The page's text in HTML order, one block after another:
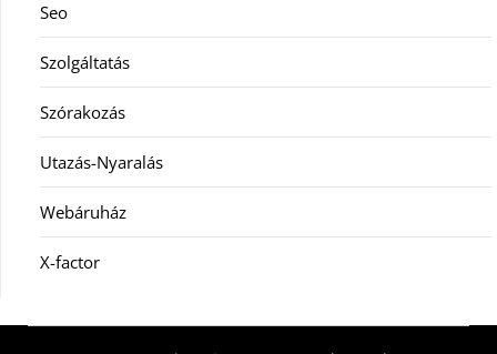
Seo
Szolgáltatás
Szórakozás
Utazás-Nyaralás
Webáruház
X-factor